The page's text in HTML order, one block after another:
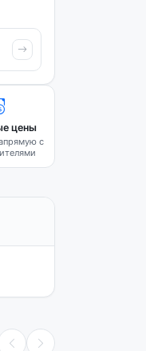
цены
с